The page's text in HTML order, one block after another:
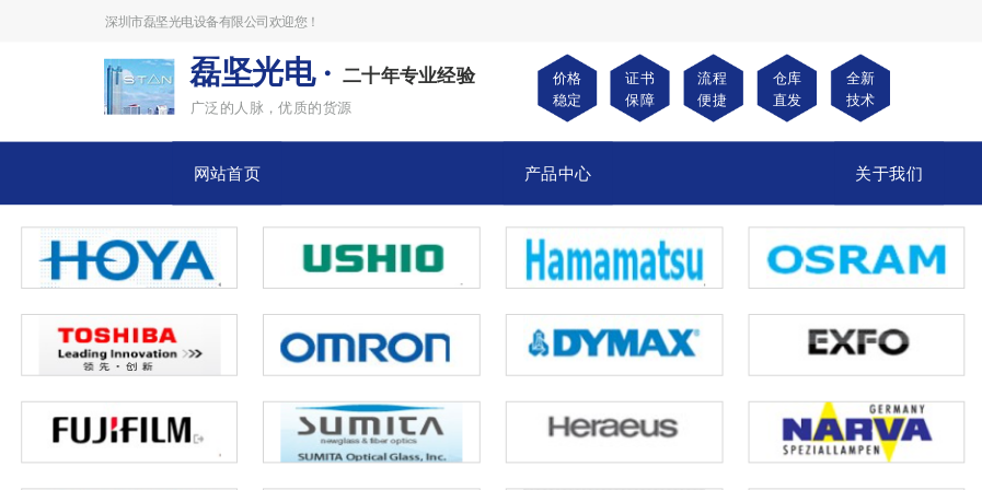
深圳市磊坚光电设备有限公司欢迎您！
磊坚光电 · 二十年专业经验
广泛的人脉，优质的货源
价格
稳定
证书
保障
流程
便捷
仓库
直发
全新
技术
网站首页 产品中心 关于我们